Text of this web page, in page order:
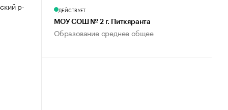
р-
ДЕЙСТВУЕТ
МОУ СОШ № 2 г. Питкяранта
Образование среднее общее